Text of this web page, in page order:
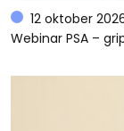
12 oktober
Webinar PSA –